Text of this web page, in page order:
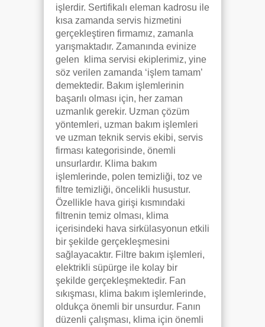
işlerdir. Sertifikalı eleman kadrosu ile
kısa zamanda servis hizmetini
gerçekleştiren firmamız, zamanla
yarışmaktadır. Zamanında evinize
gelen klima servisi ekiplerimiz, yine
söz verilen zamanda ‘işlem tamam’
demektedir. Bakım işlemlerinin
başarılı olması için, her zaman
uzmanlık gerekir. Uzman çözüm
yöntemleri, uzman bakım işlemleri
ve uzman teknik servis ekibi, servis
firması kategorisinde, önemli
unsurlardır. Klima bakım
işlemlerinde, polen temizliği, toz ve
filtre temizliği, öncelikli husustur.
Özellikle hava girişi kısmındaki
filtrenin temiz olması, klima
içerisindeki hava sirkülasyonun etkili
bir şekilde gerçekleşmesini
sağlayacaktır. Filtre bakım işlemleri,
elektrikli süpürge ile kolay bir
şekilde gerçekleşmektedir. Fan
sıkışması, klima bakım işlemlerinde,
oldukça önemli bir unsurdur. Fanın
düzenli çalışması, klima için önemli